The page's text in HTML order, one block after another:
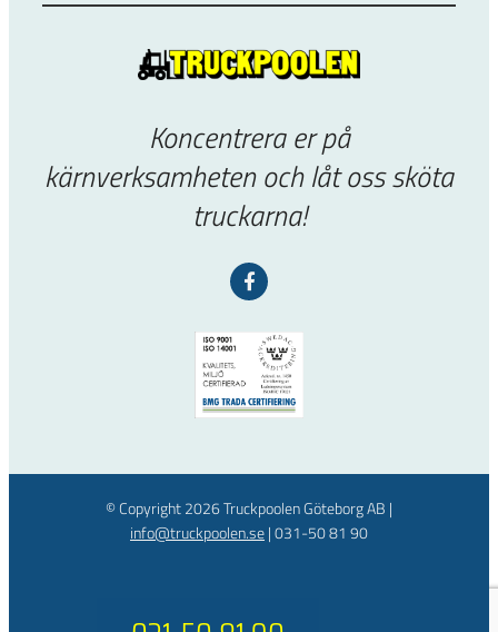
Koncentrera er på
kärnverksamheten och låt oss sköta
truckarna!
© Copyright2026 Truckpoolen Göteborg AB |
info@truckpoolen.se|031-50 81 90